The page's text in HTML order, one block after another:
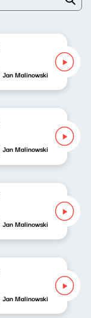
Jan Malinowski
Jan Malinowski
Jan Malinowski
Jan Malinowski